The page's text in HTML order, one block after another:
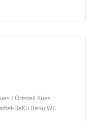
/ Ortsteil Kues
BeKu BeKu WL